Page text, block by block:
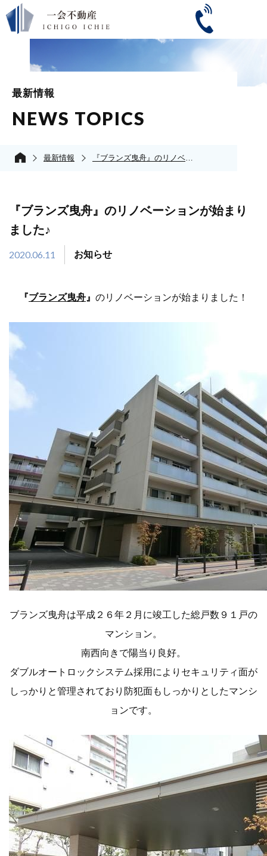
最新情報
NEWS TOPICS
最新情報 『ブランズ曳舟』のリノベーションが始まりました♪
『ブランズ曳舟』のリノベーションが始まり
ました♪
2020.06.11 お知らせ
『ブランズ曳舟 』 のリノベーションが始まりました！
ブランズ曳舟は平成２６年２月に竣工した総戸数９１戸の
マンション。
南西向きで陽当り良好。
ダブルオートロックシステム採用によりセキュリティ面が
しっかりと管理されており防犯面もしっかりとしたマンシ
ョンです。